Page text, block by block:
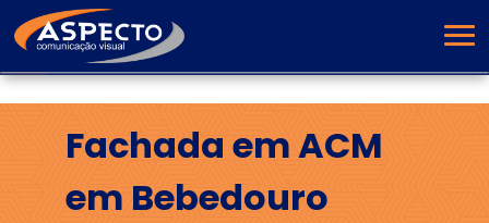
Fachada em ACM
em Bebedouro